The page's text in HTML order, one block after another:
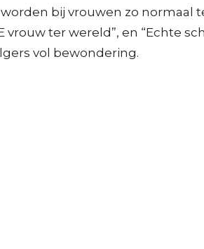
bij vrouwen zo normaal
vrouw ter wereld”, en “Echte
vol bewondering.